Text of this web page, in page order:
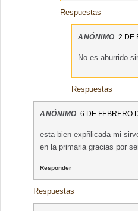
Respuestas
ANÓNIMO 2 DE
No es aburrido
Respuestas
ANÓNIMO 6 DE FEBRERO
esta bien expñlicada mi
en la primaria gracias por
Responder
Respuestas